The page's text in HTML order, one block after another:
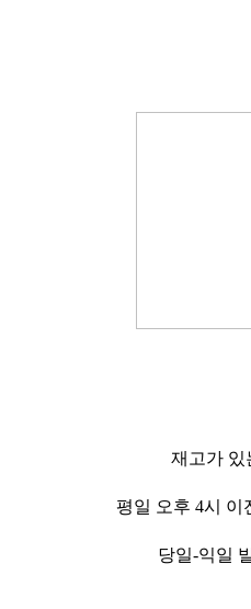
재고가 있
평일 오후 4시 이
당일-익일